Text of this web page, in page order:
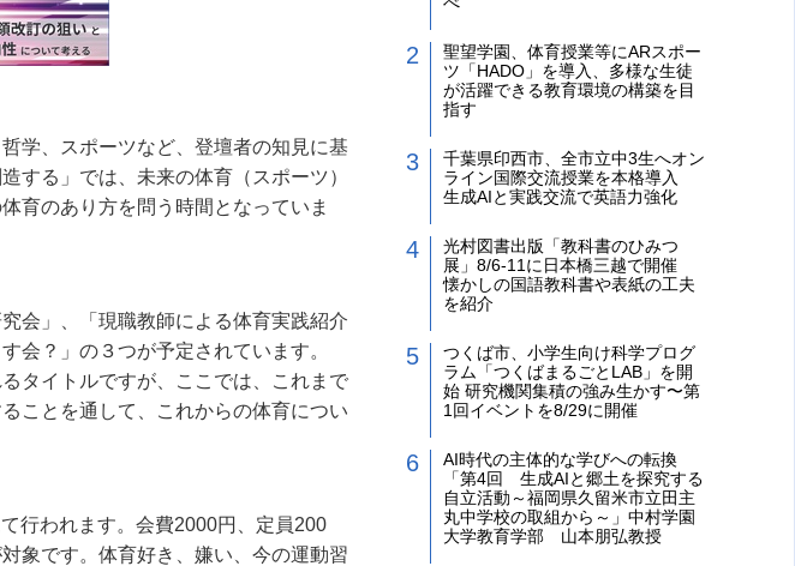
学、スポーツなど、登壇者の知見に基
する」では、未来の体育（スポーツ）
育のあり方を問う時間となっていま
会」、「現職教師による体育実践紹介
会？」の３つが予定されています。
タイトルですが、ここでは、これまで
ことを通して、これからの体育につい
行われます。会費2000円、定員200
象です。体育好き、嫌い、今の運動習
聖望学園、体育授業等にARスポー
ツ「HADO」を導入、多様な生徒
が活躍できる教育環境の構築を目
指す
千葉県印西市、全市立中3生へオン
ライン国際交流授業を本格導入
生成AIと実践交流で英語力強化
光村図書出版「教科書のひみつ
展」8/6-11に日本橋三越で開催
懐かしの国語教科書や表紙の工夫
を紹介
つくば市、小学生向け科学プログ
ラム「つくばまるごとLAB」を開
始 研究機関集積の強み生かす〜第
1回イベントを8/29に開催
AI時代の主体的な学びへの転換
「第4回 生成AIと郷土を探究する
自立活動～福岡県久留米市立田主
丸中学校の取組から～」中村学園
大学教育学部 山本朋弘教授